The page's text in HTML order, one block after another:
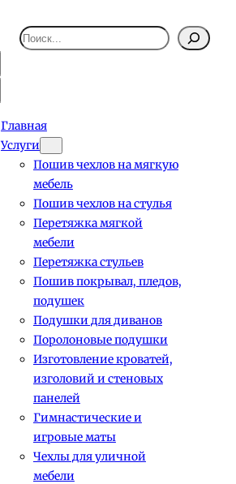
Поиск
Главная
Услуги
Пошив чехлов на мягкую
мебель
Пошив чехлов на стулья
Перетяжка мягкой
мебели
Перетяжка стульев
Пошив покрывал, пледов,
подушек
Подушки для диванов
Поролоновые подушки
Изготовление кроватей,
изголовий и стеновых
панелей
Гимнастические и
игровые маты
Чехлы для уличной
мебели